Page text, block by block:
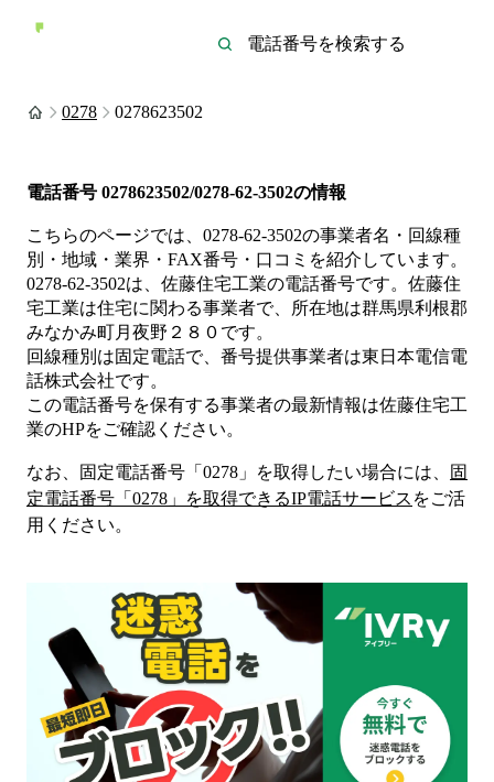
0278 0278623502
電話番号 0278623502/0278-62-3502の情報
こちらのページでは、 0278-62-3502の事業者名・回線種
別・地域・業界・FAX番号・口コミを紹介しています。
0278-62-3502は、 佐藤住宅工業の電話番号です。 佐藤住
宅工業は住宅に関わる事業者で、所在地は群馬県利根郡
みなかみ町月夜野２８０ です。
回線種別は固定電話で、番号提供事業者は東日本電信電
話株式会社です。
この電話番号を保有する事業者の最新情報は佐藤住宅工
業のHPをご確認ください。
なお、固定電話番号「 0278 」を取得したい場合には、
固
定電話番号「 0278 」を取得できるIP電話サービス をご活
用ください。